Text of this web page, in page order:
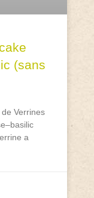
(sans
Verrines
a